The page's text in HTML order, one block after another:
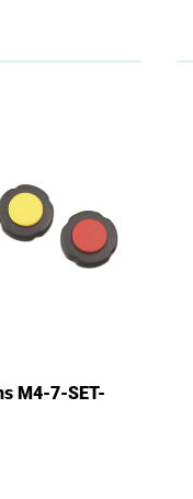
M4-7-SET-